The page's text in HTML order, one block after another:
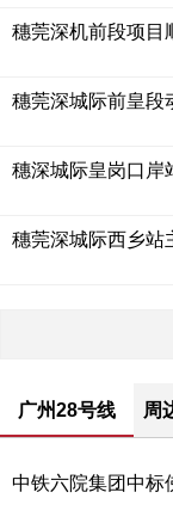
穗莞深机前段项目
穗莞深城际前皇段
穗深城际皇岗口岸
穗莞深城际西乡站
广州28号线 周
中铁六院集团中标